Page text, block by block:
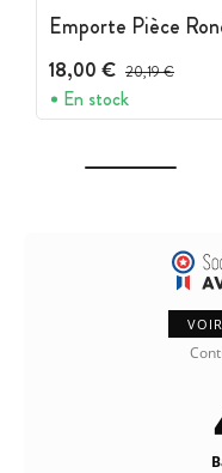
Emporte Pièce
18,00 € Prix avant
20,19 €
En stock